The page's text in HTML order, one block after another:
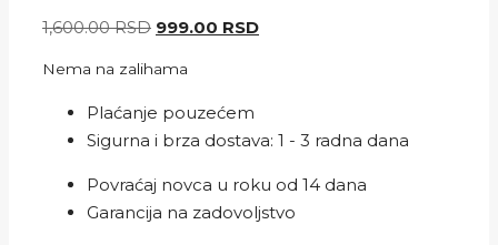
1,600.00RSD Originalna
je
bila:
1,600.00 RSD.
999.00 RSDTrenutna
Nema na zalihama
Plaćanje pouzećem
Sigurna i brza dostava: 1 - 3 radna dana
Povraćaj novca u roku od 14 dana
Garancija na zadovoljstvo